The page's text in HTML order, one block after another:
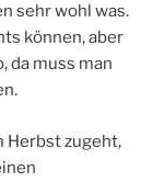
sehr wohl was.
können, aber
da muss man
Herbst zugeht,